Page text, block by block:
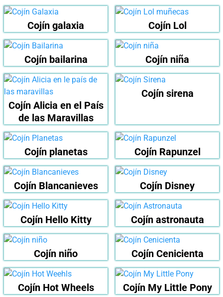
Cojín galaxia Cojín Lol
Cojín bailarina Cojín niña
Cojín Alicia en el País
de las Maravillas
Cojín sirena
Cojín planetas Cojín Rapunzel
Cojín Blancanieves Cojín Disney
Cojín Hello Kitty Cojín astronauta
Cojín niño Cojín Cenicienta
Cojín Hot Wheels Cojín My Little Pony